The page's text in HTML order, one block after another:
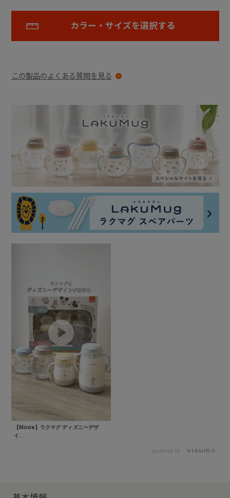
カラー・サイズを選択する
この製品のよくある質問を見る
【Movie】ラクマグ ディズニーデザ
イ...
powered by